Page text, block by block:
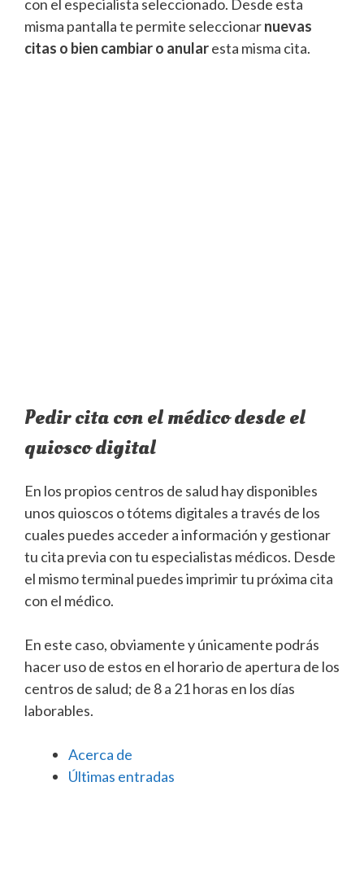
con el especialista seleccionado. Desde esta
misma pantalla te permite seleccionarnuevas
citas o bien cambiar o anularesta misma cita.
Pedir cita con el médico desde el
quiosco digital
En los propios centros de salud hay disponibles
unos quioscos o tótems digitales a través de los
cuales puedes acceder a información y gestionar
tu cita previa con tu especialistas médicos. Desde
el mismo terminal puedes imprimir tu próxima cita
con el médico.
En este caso, obviamente y únicamente podrás
hacer uso de estos en el horario de apertura de los
centros de salud; de 8 a 21 horas en los días
laborables.
Acerca de
Últimas entradas